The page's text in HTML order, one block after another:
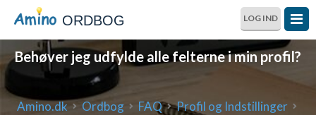
ORDBOG LOG IND
Behøver jeg udfylde alle felterne i min profil?
Amino.dk Ordbog FAQ
Profil og Indstillinger